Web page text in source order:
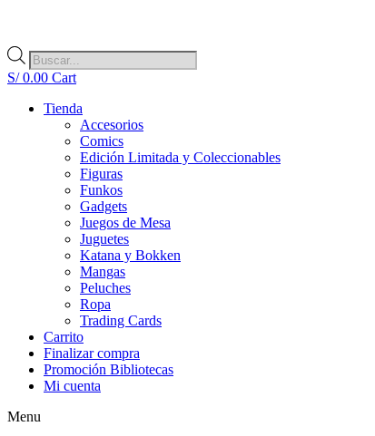
Búsqueda
de
productos
S/0.00 Cart
Tienda
Accesorios
Comics
Edición Limitada y Coleccionables
Figuras
Funkos
Gadgets
Juegos de Mesa
Juguetes
Katana y Bokken
Mangas
Peluches
Ropa
Trading Cards
Carrito
Finalizar compra
Promoción Bibliotecas
Mi cuenta
Menu